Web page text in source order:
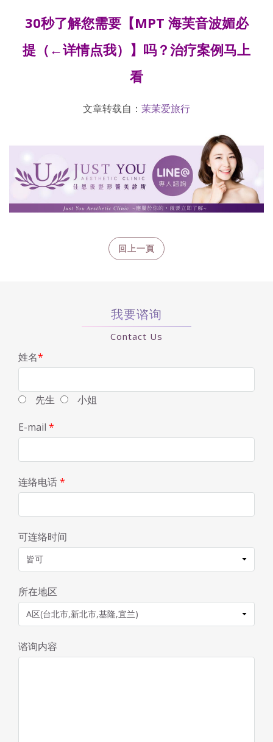
30秒了解您需要【MPT 海芙音波媚必
提 （←详情点我）】吗？治疗案例马上
看
文章转载自： 茉茉爱旅行
我要谘询
Contact Us
姓名*
先生 小姐
E-mail *
连络电话*
可连络时间
所在地区
谘询内容